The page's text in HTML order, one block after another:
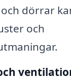
dörrar
och